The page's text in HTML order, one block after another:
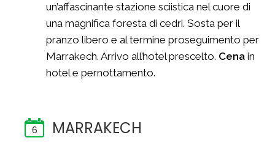
un’affascinante stazione sciistica nel cuore di
una magnifica foresta di cedri. Sosta per il
pranzo libero e al termine proseguimento per
Marrakech. Arrivo all’hotel prescelto. Cena in
hotel e pernottamento.
6 MARRAKECH